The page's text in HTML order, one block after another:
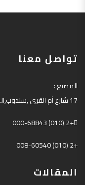
تواصل معنا
المصنع:
17شارع أم القرى,سندوب,
+2 (010) 000-68843
+2 (010) 008-60540
المقالات